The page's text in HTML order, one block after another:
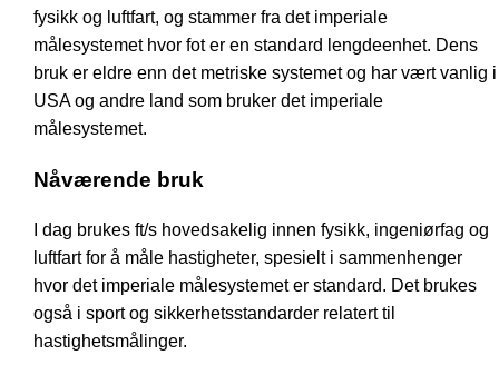
fysikk og luftfart, og stammer fra det imperiale
målesystemet hvor fot er en standard lengdeenhet. Dens
bruk er eldre enn det metriske systemet og har vært vanlig i
USA og andre land som bruker det imperiale
målesystemet.
Nåværende bruk
I dag brukes ft/s hovedsakelig innen fysikk, ingeniørfag og
luftfart for å måle hastigheter, spesielt i sammenhenger
hvor det imperiale målesystemet er standard. Det brukes
også i sport og sikkerhetsstandarder relatert til
hastighetsmålinger.